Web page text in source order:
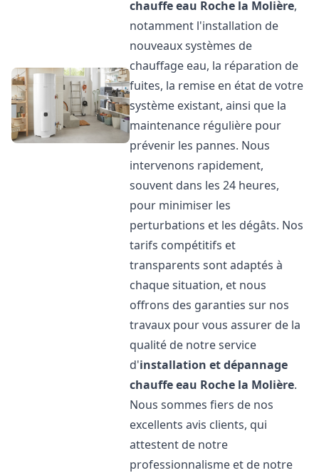
chauffe eau Roche la Molière,
notamment l'installation de
nouveaux systèmes de
chauffage eau, la réparation de
fuites, la remise en état de votre
système existant, ainsi que la
maintenance régulière pour
prévenir les pannes. Nous
intervenons rapidement,
souvent dans les 24 heures,
pour minimiser les
perturbations et les dégâts. Nos
tarifs compétitifs et
transparents sont adaptés à
chaque situation, et nous
offrons des garanties sur nos
travaux pour vous assurer de la
qualité de notre service
d'installation et dépannage
chauffe eau Roche la Molière.
Nous sommes fiers de nos
excellents avis clients, qui
attestent de notre
professionnalisme et de notre